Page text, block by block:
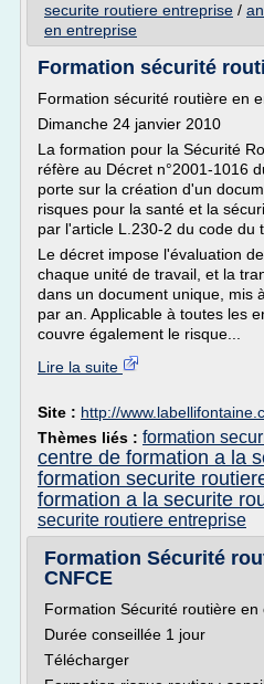
securite routiere entreprise /
en entreprise
Formation sécurité
Formation sécurité routière en
Dimanche 24 janvier 2010
La formation pour la Sécurité
réfère au Décret n°2001-1016
porte sur la création d'un
risques pour la santé et la
par l'article L.230-2 du code du
Le décret impose l'évaluation
chaque unité de travail, et la
dans un document unique, mis
par an. Applicable à toutes les
couvre également le risque...
Lire la suite
Site : http://
Thèmes liés : formation
centre de formation a la
formation securite
formation a la securite
securite routiere entreprise
Formation Sécurité
CNFCE
Formation Sécurité routière en
Durée conseillée 1 jour
Télécharger